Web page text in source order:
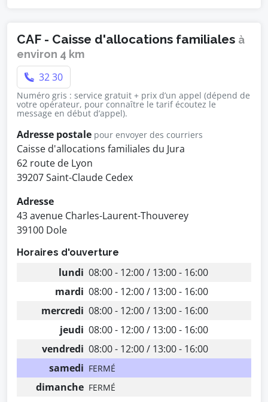
CAF - Caisse d'allocations familiales à
environ 4 km
32 30
Numéro gris : service gratuit + prix d’un appel (dépend de
votre opérateur, pour connaître le tarif écoutez le
message en début d’appel).
Adresse postale pour envoyer des courriers
Caisse d'allocations familiales du Jura
62 route de Lyon
39207 Saint-Claude Cedex
Adresse
43 avenue Charles-Laurent-Thouverey
39100 Dole
Horaires d'ouverture
lundi 08:00 - 12:00 / 13:00 - 16:00
mardi 08:00 - 12:00 / 13:00 - 16:00
mercredi 08:00 - 12:00 / 13:00 - 16:00
jeudi 08:00 - 12:00 / 13:00 - 16:00
vendredi 08:00 - 12:00 / 13:00 - 16:00
samedi FERMÉ
dimanche FERMÉ